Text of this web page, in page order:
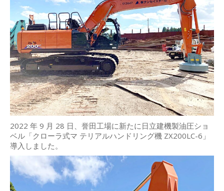
2022 年 9 月 28 日、誉田工場に新たに日立建機製油圧ショ
ベル「クローラ式マ テリアルハンドリング機 ZX200LC-6」
導入しました。